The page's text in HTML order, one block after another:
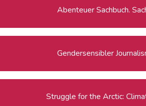
Abenteuer Sachbuch.
Gendersensibler